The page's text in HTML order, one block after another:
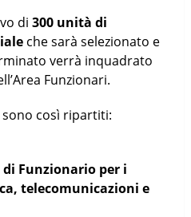
di300 unità di
che sarà selezionato e
verrà inquadrato
Funzionari.
così ripartiti:
Funzionario per i
telecomunicazioni e